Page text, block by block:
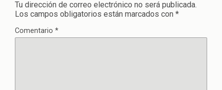
Tu dirección de correo electrónico no será publicada.
Los campos obligatorios están marcados con *
Comentario *